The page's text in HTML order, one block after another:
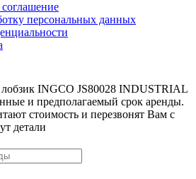
соглашение
персональных данных
INGCO JS80028 INDUSTRIAL
и предполагаемый срок аренды.
стоимость и перезвонят Вам с
детали